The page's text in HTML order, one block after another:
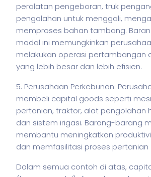
peralatan pengeboran, truk
pengolahan untuk menggali,
memproses bahan tambang.
modal ini memungkinkan
melakukan operasi pertambangan
yang lebih besar dan lebih efisien.
5. Perusahaan Perkebunan:
membeli capital goods seperti
pertanian, traktor, alat pengolahan
dan sistem irigasi. Barang-barang
membantu meningkatkan
dan memfasilitasi proses pertanian
Dalam semua contoh di atas,